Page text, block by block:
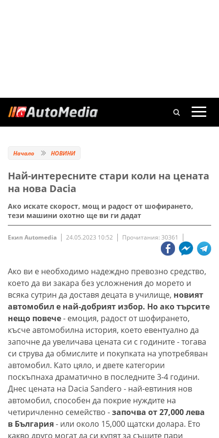
Начало НОВИНИ
Най-интересните стари коли на цената
на нова Dacia
Ако искате скорост, мощ и радост от шофирането,
тези машини охотно ще ви ги дадат
Екип Automedia 24.05.2023 10:52 Прочитания: 30361
Ако ви е необходимо надеждно превозно средство,
което да ви закара без усложнения до морето и
всяка сутрин да доставя децата в училище, новият
автомобил е най-добрият избор. Но ако търсите
нещо повече- емоция, радост от шофирането,
късче автомобилна история, което евентуално да
започне да увеличава цената си с годините - тогава
си струва да обмислите и покупката на употребяван
автомобил. Като цяло, и двете категории
поскъпнаха драматично в последните 3-4 години.
Днес цената на Dacia Sandero - най-евтиния нов
автомобил, способен да покрие нуждите на
четиричленно семейство -започва от 27,000 лева
в България- или около 15,000 щатски долара. Ето
какво друго могат да си купят за същите пари